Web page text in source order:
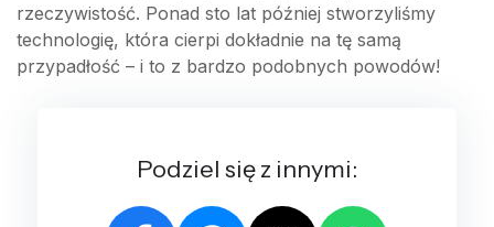
rzeczywistość. Ponad sto lat później stworzyliśmy
technologię, która cierpi dokładnie na tę samą
przypadłość – i to z bardzo podobnych powodów!
Podziel się z innymi: